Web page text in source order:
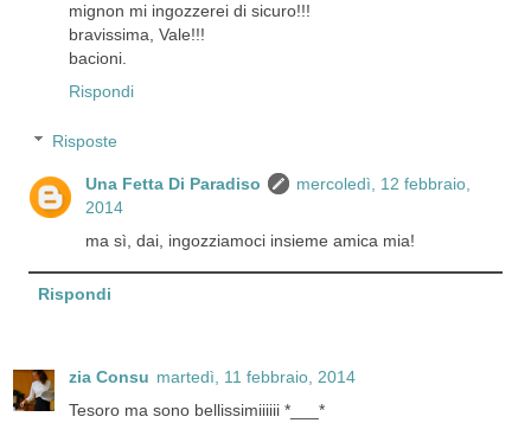
mignon mi ingozzerei di sicuro!!!
bravissima, Vale!!!
bacioni.
Rispondi
Risposte
Una Fetta Di Paradiso
mercoledì, 12 febbraio,
2014
ma sì, dai, ingozziamoci insieme amica mia!
Rispondi
zia Consu martedì, 11 febbraio, 2014
Tesoro ma sono bellissimiiiiii *___*